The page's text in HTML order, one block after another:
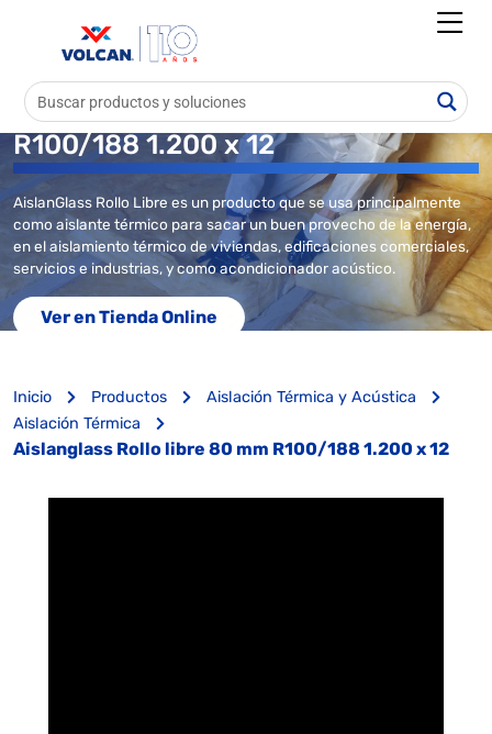
Aislanglass Rollo libre 80 mm
R100/188 1.200 x 12
AislanGlass Rollo Libre es un producto que se usa principalmente
como aislante térmico para sacar un buen provecho de la energía,
en el aislamiento térmico de viviendas, edificaciones comerciales,
servicios e industrias, y como acondicionador acústico.
Ver en Tienda Online
Inicio Productos
Aislación Térmica y Acústica
Aislación Térmica
Aislanglass Rollo libre 80 mm R100/188 1.200 x 12